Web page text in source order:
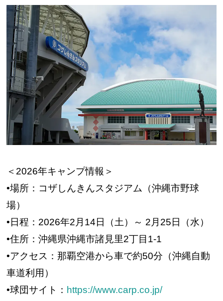
＜2026年キャンプ情報＞
•場所：コザしんきんスタジアム（沖縄市野球
場）
•日程：2026年2月14日（土）～ 2月25日（水）
•住所：沖縄県沖縄市諸見里2丁目1-1
•アクセス：那覇空港から車で約50分（沖縄自動
車道利用）
•球団サイト： https://www.carp.co.jp/